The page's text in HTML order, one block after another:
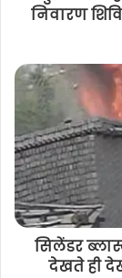
निवारण
सिलेंडर
देखते ही